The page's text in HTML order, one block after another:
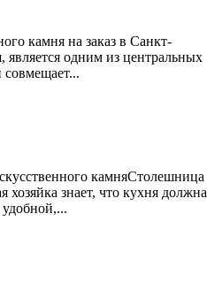
камня на заказ в Санкт-
является одним из центральных
совмещает...
камняСтолешница
хозяйка знает, что кухня должна